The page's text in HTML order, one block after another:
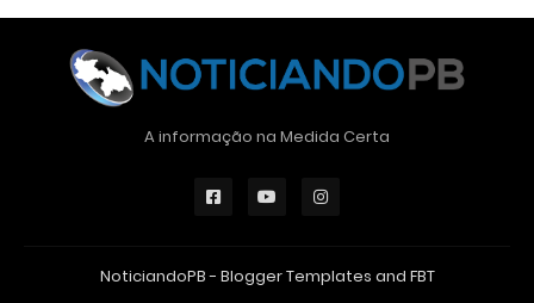
A informação na Medida Certa
NoticiandoPB - Blogger Templates and FBT